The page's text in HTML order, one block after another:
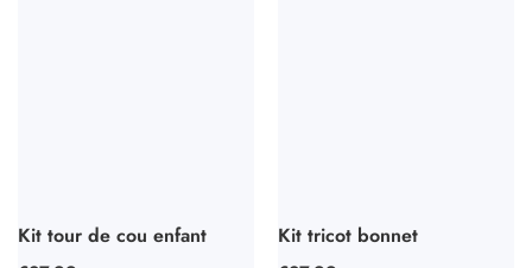
Kit tour de cou enfant Kit tricot bonnet